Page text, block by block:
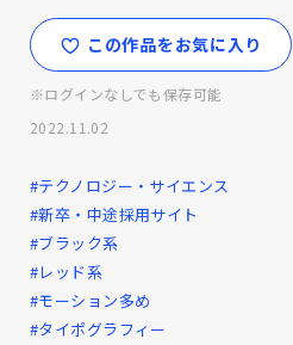
この作品をお気に入り
※ログインなしでも保存可能
2022.11.02
#テクノロジー・サイエンス
#新卒・中途採用サイト
#ブラック系
#レッド系
#モーション多め
#タイポグラフィー